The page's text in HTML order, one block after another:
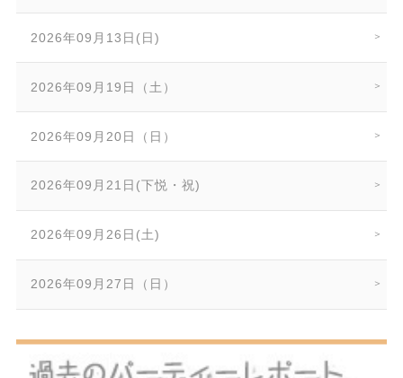
2026年09月13日(日)
2026年09月19日（土）
2026年09月20日（日）
2026年09月21日(下悦・祝)
2026年09月26日(土)
2026年09月27日（日）